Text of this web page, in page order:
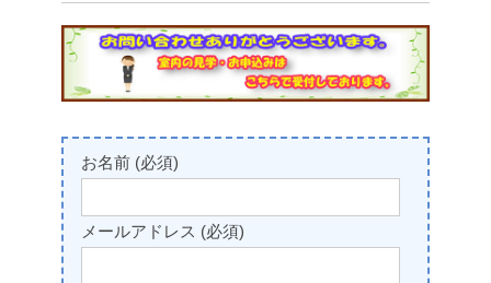
お名前 (必須)
メールアドレス (必須)